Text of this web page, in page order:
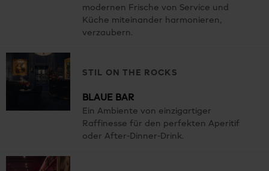
modernen Frische von Service und
Küche miteinander harmonieren,
verzaubern.
STIL ON THE ROCKS
BLAUE BAR
Ein Ambiente von einzigartiger
Raffinesse für den perfekten Aperitif
oder After-Dinner-Drink.